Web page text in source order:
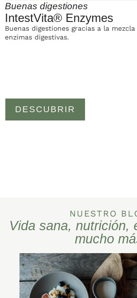
Buenas digestiones
IntestVita® Enzymes
DESCUBRIR
Buenas digestiones gracias a la
enzimas digestivas.
NUESTRO
Vida sana, nutrición,
mucho